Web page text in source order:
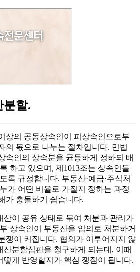
분할.
상의 공동상속인이 피상속인으로부
의 몫으로 나누는 절차입니다. 민법
속인의 상속분을 균등하게 정하되 배
하고 있으며, 제1013조는 상속인들
록 규정합니다. 부동산·예금·주식처
가 어떤 비율로 가질지 정하는 과정
가 충돌하기 쉽습니다.
산이 공유 상태로 묶여 처분과 관리가
상속인이 부동산을 임의로 처분하거
쟁이 커집니다. 협의가 이루어지지 않
분할심판을 청구하게 되는데, 이때
떻게 반영할지가 핵심 쟁점이 됩니다.